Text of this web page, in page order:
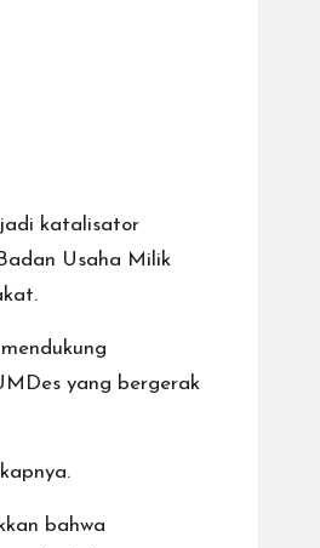
katalisator
Usaha Milik
yang bergerak
bahwa